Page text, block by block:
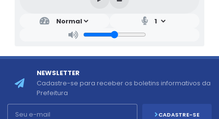
NEWSLETTER
Cadastre-se para receber os boletins informativos da
Prefeitura
CADASTRE-SE